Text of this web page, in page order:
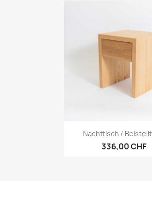
Vorschau
Nachttisch /
336,00 CHF